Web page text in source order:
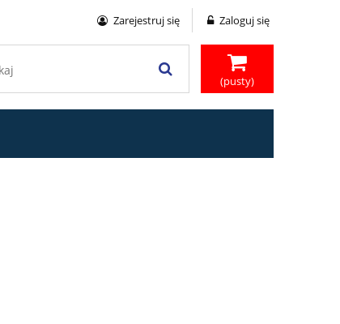
Zarejestruj się Zaloguj się
(pusty)